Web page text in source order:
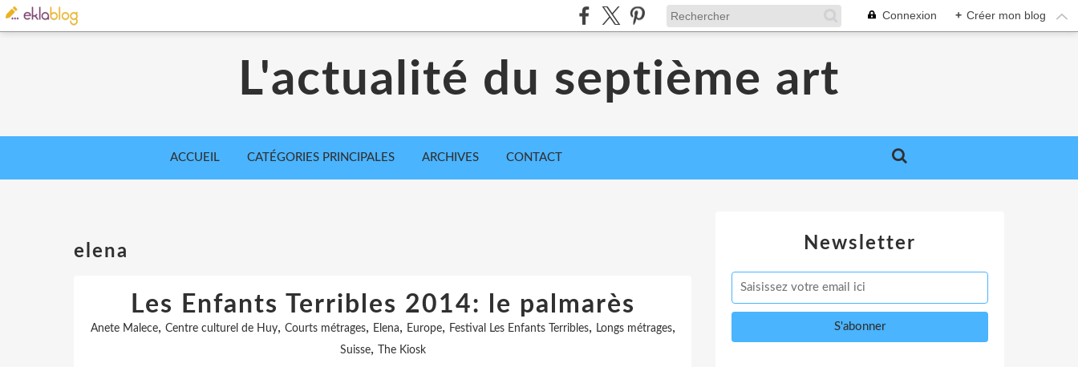
Connexion + Créer mon blog
L'actualité du septième art
ACCUEIL CATÉGORIES PRINCIPALES ARCHIVES CONTACT
elena
Les Enfants Terribles 2014: le palmarès
Anete Malece, Centre culturel de Huy, Courts métrages, Elena, Europe, Festival Les Enfants Terribles, Longs métrages,
Suisse, The Kiosk
Newsletter